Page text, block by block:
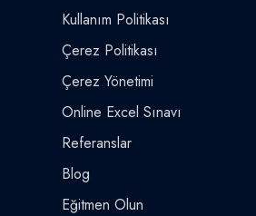
Kullanım Politikası
Çerez Politikası
Çerez Yönetimi
Online Excel Sınavı
Referanslar
Blog
Eğitmen Olun